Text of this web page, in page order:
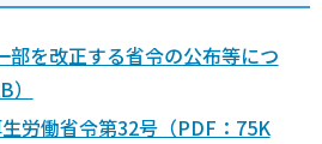
部を改正する省令の公布等につ
生労働省令第32号（PDF：75K